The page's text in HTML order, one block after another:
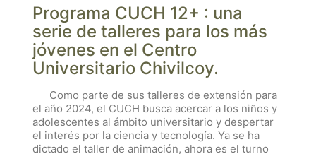
Programa CUCH 12+ : una
serie de talleres para los más
jóvenes en el Centro
Universitario Chivilcoy.
Como parte de sus talleres de extensión para
el año 2024, el CUCH busca acercar a los niños y
adolescentes al ámbito universitario y despertar
el interés por la ciencia y tecnología. Ya se ha
dictado el taller de animación, ahora es el turno